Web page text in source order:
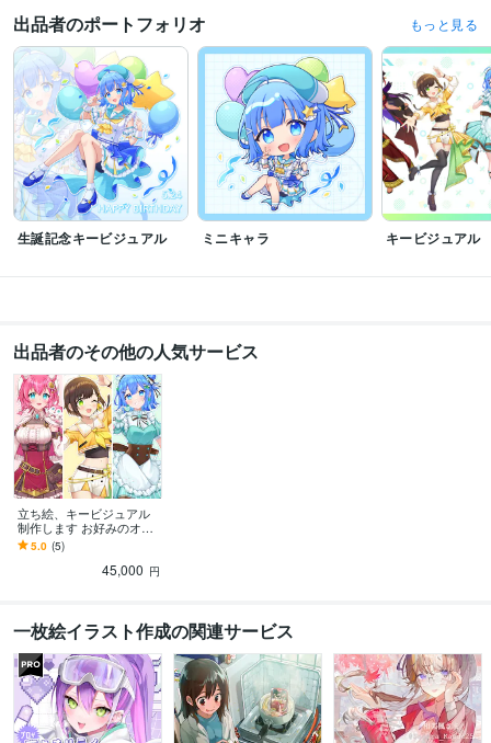
出品者のポートフォリオ もっと見る
生誕記念キービジュアル ミニキャラ キービジュアル
出品者のその他の人気サービス
立ち絵、キービジュアル
制作します お好みのオリ
ジナルキャラクターをお
描きします！
5.0 (5)
45,000 円
一枚絵イラスト作成の関連サービス